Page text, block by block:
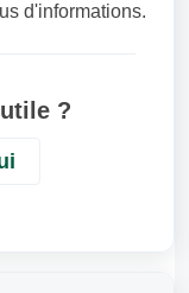
d'informations.
?